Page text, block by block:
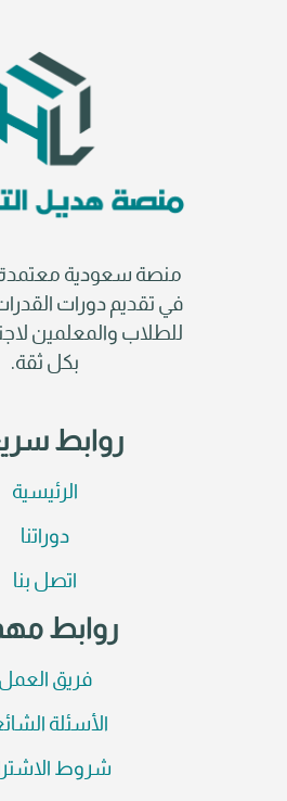
منصة سعودية
في تقديم دورات
للطلاب والمعلمين
بكل ثقة.
روابط
الرئيسية
دوراتنا
اتصل بنا
روابط
فريق العمل
الأسئلة
شروط